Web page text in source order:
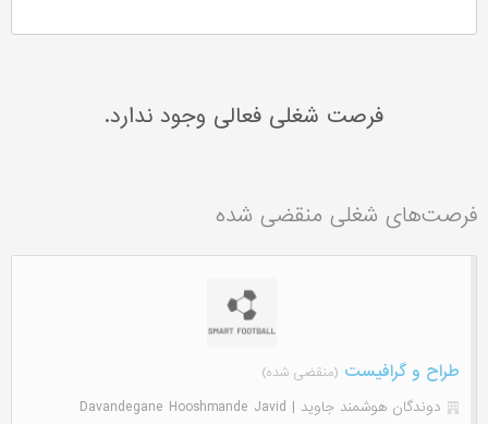
فرصت شغلی فعالی وجود ندارد.
فرصت‌های شغلی منقضی شده
طراح و گرافیست (منقضی شده)
دوندگان هوشمند جاوید | Davandegane Hooshmande Javid